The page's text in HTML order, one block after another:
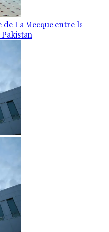
de La Mecque entre la